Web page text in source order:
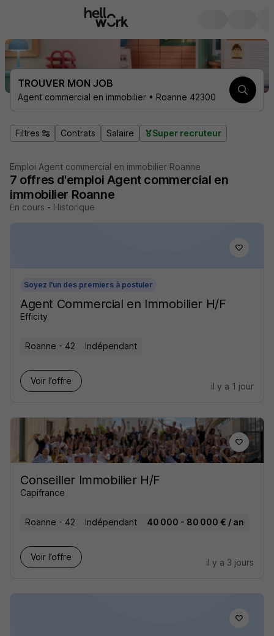
TROUVER MON JOB
Agent commercial en immobilier • Roanne 42300
Filtres Contrats Salaire Super recruteur
Emploi Agent commercial en immobilier Roanne
7 offres d'emploi Agent commercial en
immobilier Roanne
En cours - Historique
Soyez l'un des premiers à postuler
Agent Commercial en Immobilier H/F
Efficity
Roanne - 42 Indépendant
Voir l’offre
il y a 1 jour
Conseiller Immobilier H/F
Capifrance
Roanne - 42 Indépendant 40 000 - 80 000 € / an
Voir l’offre
il y a 3 jours